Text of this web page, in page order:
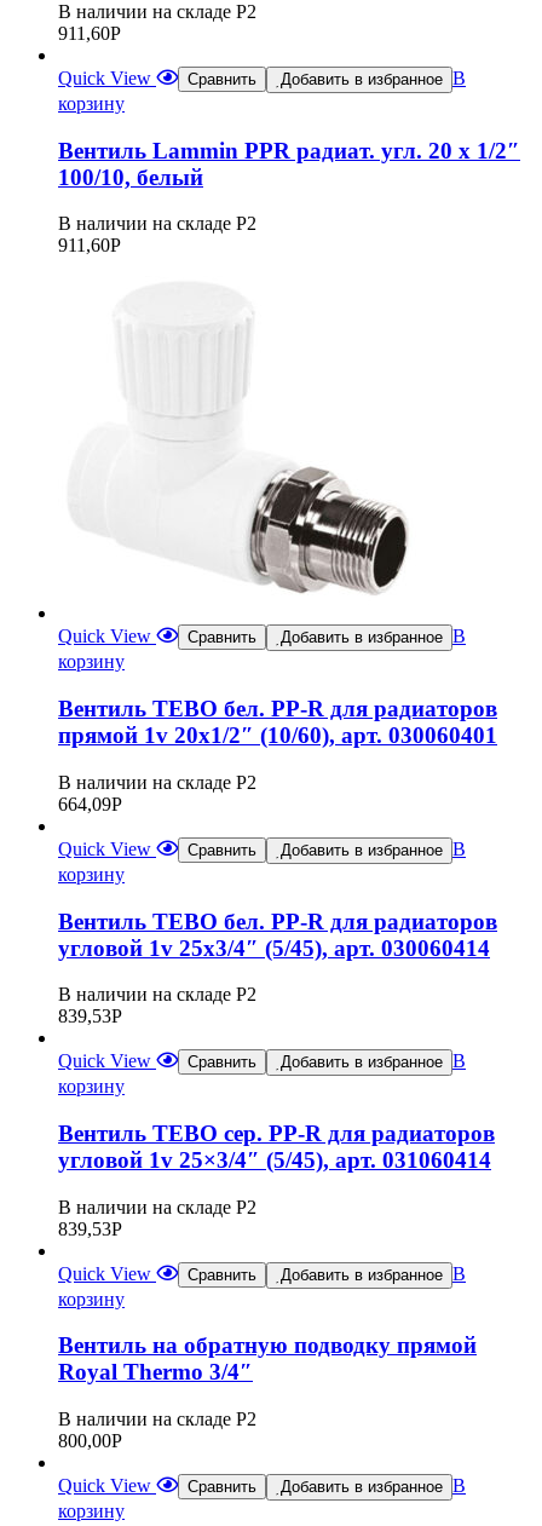
В наличии на складе Р2
911,60Р
Quick View Сравнить Добавить в избранное В
корзину
Вентиль Lammin PPR радиат. угл. 20 х 1/2″
100/10, белый
В наличии на складе Р2
911,60Р
Quick View Сравнить Добавить в избранное В
корзину
Вентиль TEBO бел. PP-R для радиаторов
прямой 1v 20х1/2″ (10/60), арт. 030060401
В наличии на складе Р2
664,09Р
Quick View Сравнить Добавить в избранное В
корзину
Вентиль TEBO бел. PP-R для радиаторов
угловой 1v 25х3/4″ (5/45), арт. 030060414
В наличии на складе Р2
839,53Р
Quick View Сравнить Добавить в избранное В
корзину
Вентиль TEBO сер. PP-R для радиаторов
угловой 1v 25×3/4″ (5/45), арт. 031060414
В наличии на складе Р2
839,53Р
Quick View Сравнить Добавить в избранное В
корзину
Вентиль на обратную подводку прямой
Royal Thermo 3/4″
В наличии на складе Р2
800,00Р
Quick View Сравнить Добавить в избранное В
корзину